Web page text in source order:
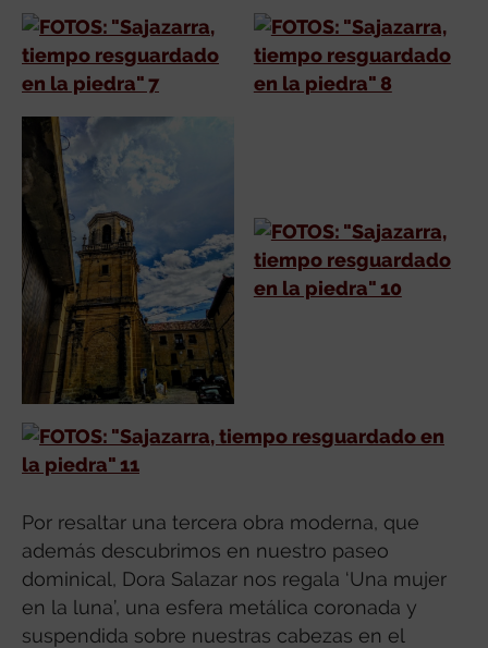
Por resaltar una tercera obra moderna, que
además descubrimos en nuestro paseo
dominical, Dora Salazar nos regala ‘Una mujer
en la luna’, una esfera metálica coronada y
suspendida sobre nuestras cabezas en el